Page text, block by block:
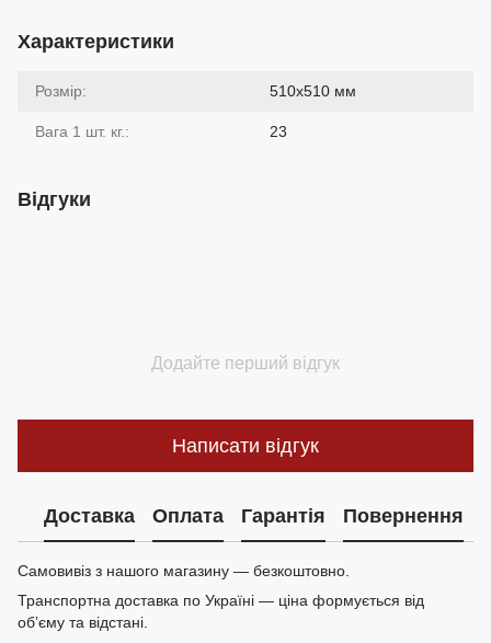
Характеристики
Розмір: 510х510 мм
Вага 1 шт. кг.: 23
Відгуки
Додайте перший відгук
Написати відгук
Доставка Оплата Гарантія Повернення
Самовивіз з нашого магазину — безкоштовно.
Транспортна доставка по Україні — ціна формується від
обʼєму та відстані.